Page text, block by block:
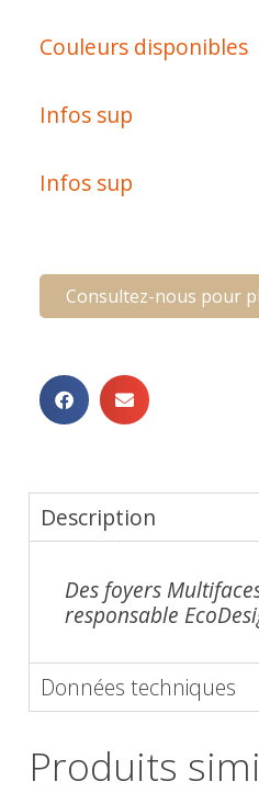
Couleurs disponibles
Infos sup
Infos sup
Consultez-nous pour
Description
Des foyers
responsable
Données techniques
Produits